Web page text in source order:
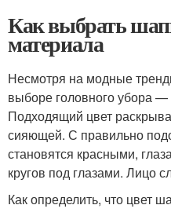
Как выбрать
материала
Несмотря на модные
выборе головного убора —
Подходящий цвет
сияющей. С правильно
становятся красными,
кругов под глазами. Лицо
Как определить, что цвет